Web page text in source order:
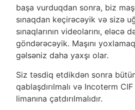
başa vurduqdan sonra, biz
sınaqdan keçirəcəyik və sizə
sınaqlarının videolarını, eləcə
göndərəcəyik. Maşını
gəlsəniz daha yaxşı olar.
Siz təsdiq etdikdən sonra
qablaşdırılmalı və Incoterm
limanına çatdırılmalıdır.